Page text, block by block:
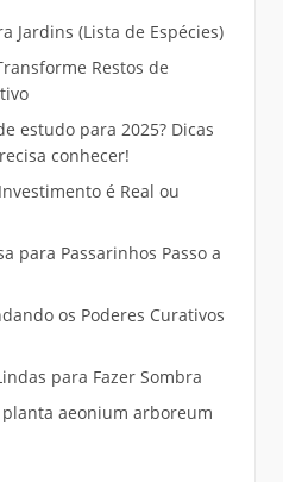
Jardins (Lista de Espécies)
Restos de
estudo para 2025? Dicas
conhecer!
é Real ou
para Passarinhos Passo a
os Poderes Curativos
para Fazer Sombra
aeonium arboreum